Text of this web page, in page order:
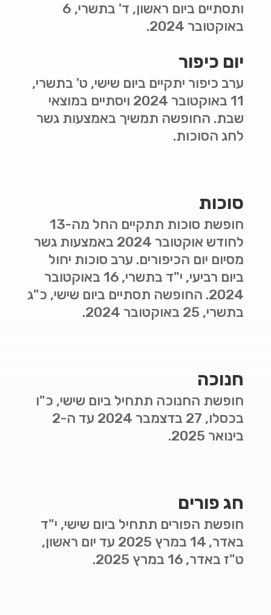
באוקטובר 2024.
יום כיפור
ערב כיפור יתקיים ביום שישי, ט' בתשרי,
11 באוקטובר 2024 ויסתיים במוצאי
שבת. החופשה תמשיך באמצעות גשר
לחג הסוכות.
סוכות
חופשת סוכות תתקיים החל מה-13
לחודש אוקטובר 2024 באמצעות גשר
מסיום יום הכיפורים. ערב סוכות יחול
ביום רביעי, י"ד בתשרי, 16 באוקטובר
2024. החופשה תסתיים ביום שישי, כ"ג
בתשרי, 25 באוקטובר 2024.
חנוכה
חופשת החנוכה תתחיל ביום שישי, כ"ו
בינואר 2025.
חג פורים
חופשת הפורים תתחיל ביום שישי, י"ד
באדר, 14 במרץ 2025 עד יום ראשון,
ט"ז באדר, 16 במרץ 2025.